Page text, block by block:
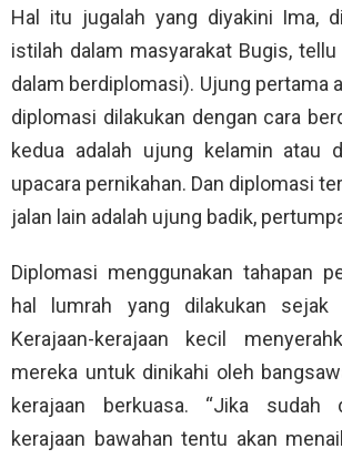
Hal itu jugalah yang diyakini Ima,
istilah dalam masyarakat Bugis,
dalam berdiplomasi). Ujung pertama
diplomasi dilakukan dengan cara
kedua adalah ujung kelamin atau
upacara pernikahan. Dan diplomasi
jalan lain adalah ujung badik,
Diplomasi menggunakan tahapan
hal lumrah yang dilakukan sejak
Kerajaan-kerajaan kecil
mereka untuk dinikahi oleh
kerajaan berkuasa. “Jika sudah
kerajaan bawahan tentu akan